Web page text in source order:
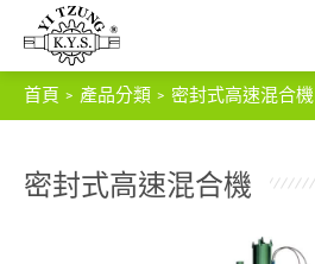
首頁 產品分類 密封式高速混合機
密封式高速混合機